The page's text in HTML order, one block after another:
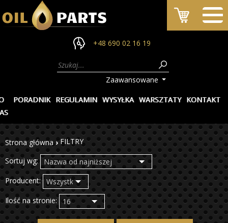
+48 690 02 16 19
Zaawansowane
PORADNIK REGULAMIN WYSYŁKA WARSZTATY KONTAKT
Strona główna › FILTRY
Sortuj wg:
Producent:
Ilość na stronie: